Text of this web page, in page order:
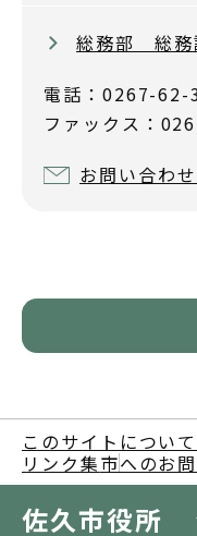
総務部 総務
電話：0267-62-
ファックス：
お問い合わ
このサイトについて
リンク集市へのお
佐久市役所